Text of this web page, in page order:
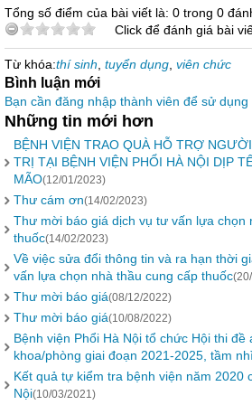
Tổng số điểm của bài viết là: 0 trong 0
Click để đánh giá bài
Từ khóa:thí sinh tuyển dụng viên chức
Bình luận mới
Bạn cần đăng nhập thành viên để sử
Những tin mới hơn
BỆNH VIỆN TRAO QUÀ HỖ TRỢ
TRỊ TẠI BỆNH VIỆN PHỔI HÀ NỘI DỊP
MÃO(12/01/2023)
Thư cám ơn(14/02/2023)
Thư mời báo giá dịch vụ tư vấn lựa chọn
thuốc(14/02/2023)
Về việc sửa đổi thông tin và ra hạn thời
vấn lựa chọn nhà thầu cung cấp thuốc
Thư mời báo giá(08/12/2022)
Thư mời báo giá(10/08/2022)
Bệnh viện Phổi Hà Nội tổ chức Hội thi
khoa/phòng giai đoạn 2021-2025, tầm
Kết quả tự kiểm tra bệnh viện năm 2020
Nội(10/03/2021)